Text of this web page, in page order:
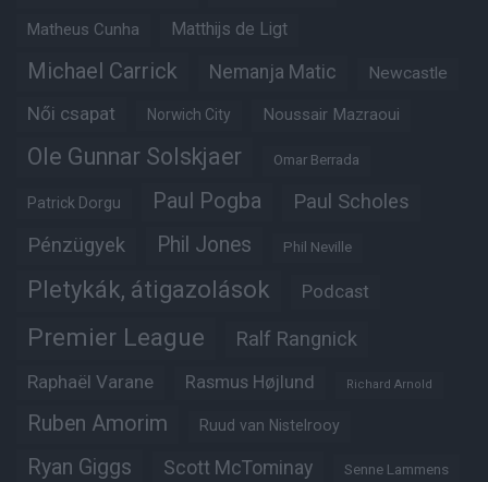
Matheus Cunha Matthijs de Ligt
Michael Carrick Nemanja Matic Newcastle
Női csapat Norwich City Noussair Mazraoui
Ole Gunnar Solskjaer Omar Berrada
Patrick Dorgu Paul Pogba Paul Scholes
Pénzügyek Phil Jones Phil Neville
Pletykák, átigazolások Podcast
Premier League Ralf Rangnick
Raphaël Varane Rasmus Højlund Richard Arnold
Ruben Amorim Ruud van Nistelrooy
Ryan Giggs Scott McTominay Senne Lammens